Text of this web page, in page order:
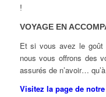
!
VOYAGE EN
Et si vous avez le goût
nous vous offrons des
assurés de n’avoir…
Visitez la page de